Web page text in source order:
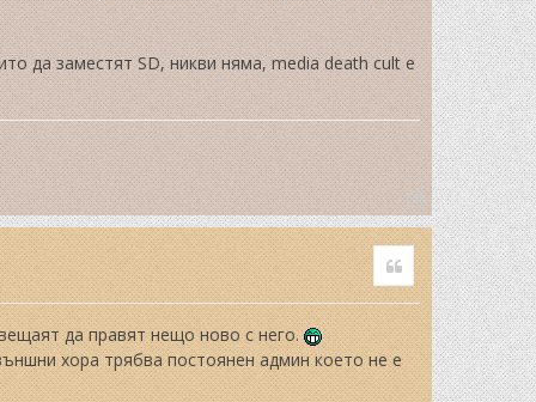
да заместят SD, никви няма, media death cult е
T
o
p
Quote
да правят нещо ново с него.
хора трябва постоянен админ което не е